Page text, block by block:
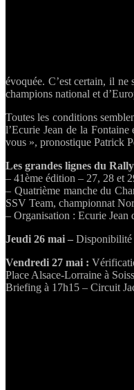
évoquée. C’est certain, il
champions national et
Toutes les conditions
l’Ecurie Jean de la Fontaine
vous », pronostique Patrick
Les grandes lignes du
– 41ème édition – 27, 28 et
– Quatrième manche du
SSV Team, championnat
– Organisation : Ecurie Jean
Jeudi 26 mai – Disponibilité
Vendredi 27 mai :
Place Alsace-Lorraine à
Briefing à 17h15 – Circuit